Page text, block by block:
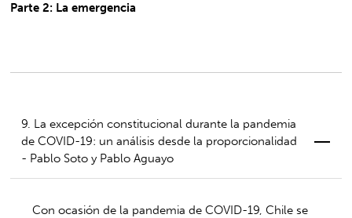
Parte 2: La emergencia
9. La excepción constitucional durante la pandemia
de COVID-19: un análisis desde la proporcionalidad
- Pablo Soto y Pablo Aguayo
Con ocasión de la pandemia de COVID-19, Chile se